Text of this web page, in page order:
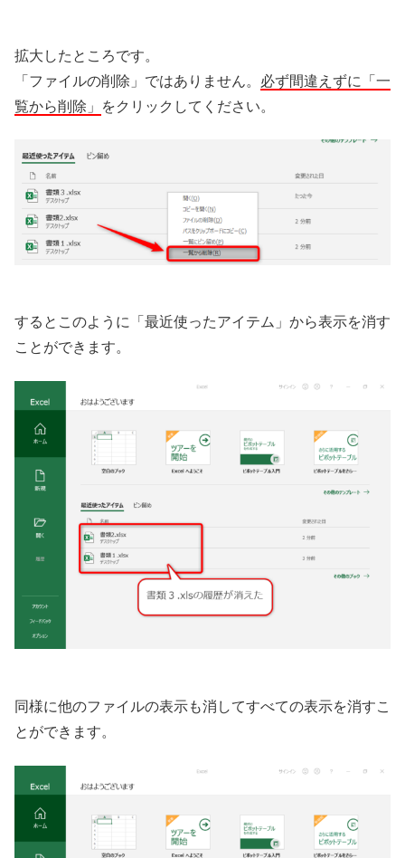
拡大したところです。
「ファイルの削除」ではありません。 必ず間違えずに「一
覧から削除」
をクリックしてください。
するとこのように「最近使ったアイテム」から表示を消す
ことができます。
同様に他のファイルの表示も消してすべての表示を消すこ
とができます。